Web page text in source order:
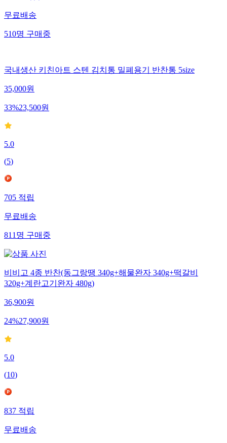
무료배송
510명 구매중
국내생산 키친아트 스텐 김치통 밀폐용기 반찬통 5size
35,000원
33%23,500원
5.0
(5)
705적립
무료배송
811명구매중
비비고 4종 반찬(동그랑땡 340g+해물완자 340g+떡갈비
320g+계란고기완자 480g)
36,900원
24%27,900원
5.0
(10)
837적립
무료배송